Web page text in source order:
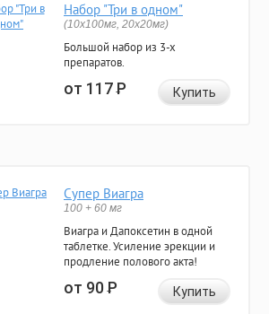
Набор "Три в одном"
(10x100мг, 20x20мг)
Большой набор из 3-х
препаратов.
от 117Р Купить
Супер Виагра
100 + 60 мг
Виагра и Дапоксетин в одной
таблетке. Усиление эрекции и
продление полового акта!
от 90Р Купить